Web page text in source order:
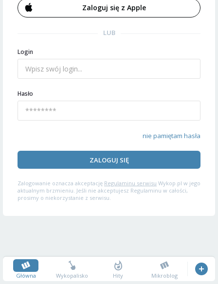
Zaloguj się z Apple
LUB
Login
Hasło
nie pamiętam hasła
ZALOGUJ SIĘ
Zalogowanie oznacza akceptację Regulaminu serwisu Wykop.pl w jego
aktualnym brzmieniu. Jeśli nie akceptujesz Regulaminu w całości,
prosimy o niekorzystanie z serwisu.
Główna Wykopalisko Hity Mikroblog